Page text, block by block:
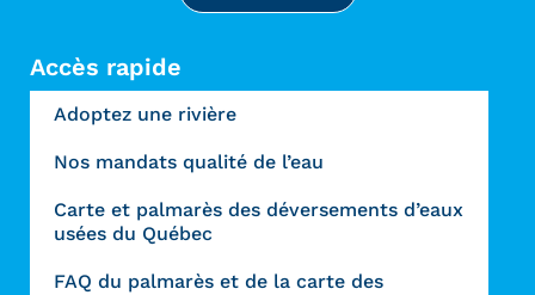
Accès rapide
Adoptez une rivière
Nos mandats qualité de l’eau
Carte et palmarès des déversements d’eaux
usées du Québec
FAQ du palmarès et de la carte des